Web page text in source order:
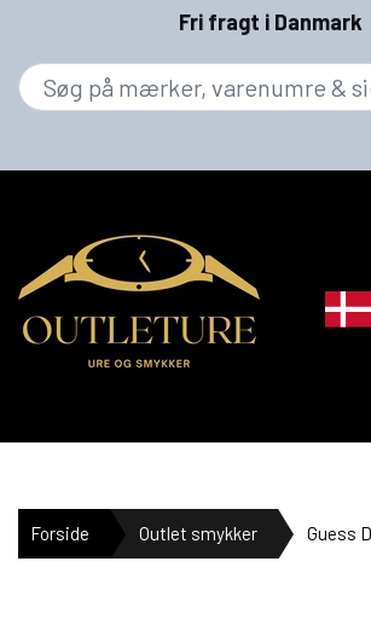
Fri fragt i Danmark
MÆRKER
Forside Outlet smykker Guess